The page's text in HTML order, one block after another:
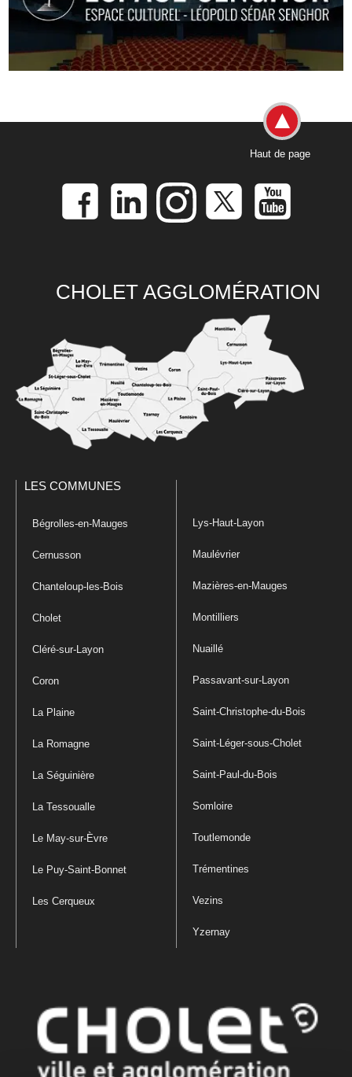
Haut de page
CHOLET AGGLOMÉRATION
LES COMMUNES
Bégrolles-en-Mauges
Cernusson
Chanteloup-les-Bois
Cholet
Cléré-sur-Layon
Coron
La Plaine
La Romagne
La Séguinière
La Tessoualle
Le May-sur-Èvre
Le Puy-Saint-Bonnet
Les Cerqueux
Lys-Haut-Layon
Maulévrier
Mazières-en-Mauges
Montilliers
Nuaillé
Passavant-sur-Layon
Saint-Christophe-du-Bois
Saint-Léger-sous-Cholet
Saint-Paul-du-Bois
Somloire
Toutlemonde
Trémentines
Vezins
Yzernay